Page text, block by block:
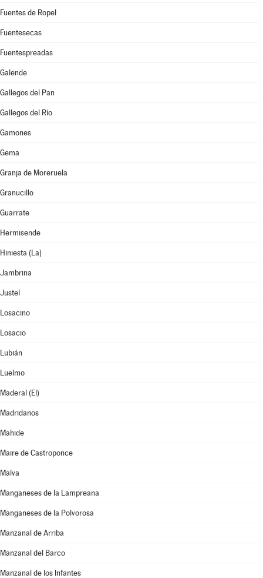
Fuentes de Ropel
Fuentesecas
Fuentespreadas
Galende
Gallegos del Pan
Gallegos del Río
Gamones
Gema
Granja de Moreruela
Granucillo
Guarrate
Hermisende
Hiniesta (La)
Jambrina
Justel
Losacino
Losacio
Lubián
Luelmo
Maderal (El)
Madridanos
Mahide
Maire de Castroponce
Malva
Manganeses de la Lampreana
Manganeses de la Polvorosa
Manzanal de Arriba
Manzanal del Barco
Manzanal de los Infantes